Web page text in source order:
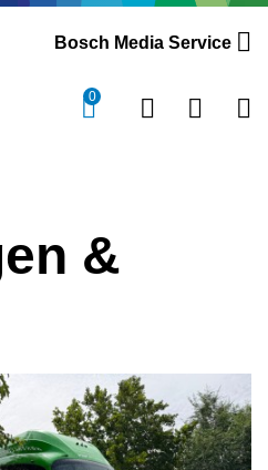
Bosch Media Service
0
&